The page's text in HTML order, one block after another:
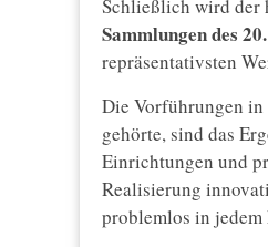
Schließlich wird der
Sammlungen des
repräsentativsten
Die Vorführungen in
gehörte, sind das
Einrichtungen und
Realisierung
problemlos in jedem